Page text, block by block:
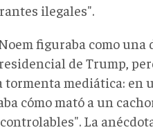
ilegales".
figuraba como
de Trump,
tormenta mediática: en
cómo mató a un
La